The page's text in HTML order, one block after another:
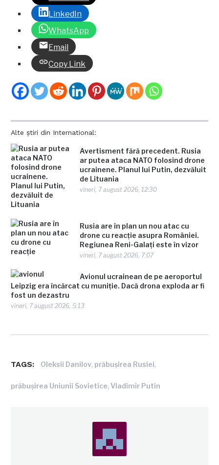
Alte știri din International:
Avertisment fără precedent. Rusia
ar putea ataca NATO folosind drone
ucrainene. Planul lui Putin, dezvăluit
de Lituania
vineri, 7 august 2026, 12:30
Rusia are în plan un nou atac cu
drone cu reacție asupra României.
Regiunea Reni-Galați este în vizor
vineri, 7 august 2026, 7:07
Avionul ucrainean de pe aeroportul
Leipzig era încărcat cu muniție. Dacă drona exploda ar fi
fost un dezastru
vineri, 7 august 2026, 5:13
LinkedIn
WhatsApp
Email
Copy Link
TAGS: Oleksii Danilov, prăbușirea Rusiei,
prăbușirea Uniunii Sovietice,Vladimir Putin